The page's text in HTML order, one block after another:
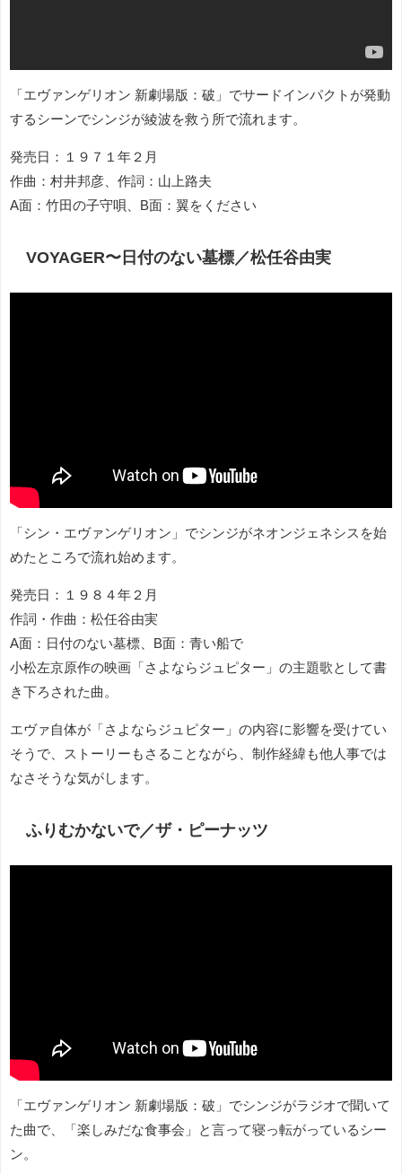
「エヴァンゲリオン 新劇場版：破」でサードインパクトが発動
するシーンでシンジが綾波を救う所で流れます。
発売日：１９７１年２月
作曲：村井邦彦、作詞：山上路夫
A面：竹田の子守唄、B面：翼をください
VOYAGER〜日付のない墓標／松任谷由実
「シン・エヴァンゲリオン」でシンジがネオンジェネシスを始
めたところで流れ始めます。
発売日：１９８４年２月
作詞・作曲：松任谷由実
A面：日付のない墓標、B面：青い船で
小松左京原作の映画「さよならジュピター」の主題歌として書
き下ろされた曲。
エヴァ自体が「さよならジュピター」の内容に影響を受けてい
そうで、ストーリーもさることながら、制作経緯も他人事では
なさそうな気がします。
ふりむかないで／ザ・ピーナッツ
「エヴァンゲリオン 新劇場版：破」でシンジがラジオで聞いて
た曲で、「楽しみだな食事会」と言って寝っ転がっているシー
ン。